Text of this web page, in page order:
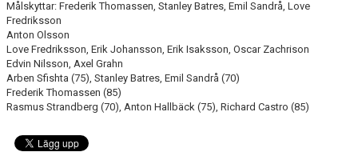
Målskyttar: Frederik Thomassen, Stanley Batres, Emil Sandrå, Love
Fredriksson
Anton Olsson
Love Fredriksson, Erik Johansson, Erik Isaksson, Oscar Zachrison
Edvin Nilsson, Axel Grahn
Arben Sfishta (75), Stanley Batres, Emil Sandrå (70)
Frederik Thomassen (85)
Rasmus Strandberg (70), Anton Hallbäck (75), Richard Castro (85)